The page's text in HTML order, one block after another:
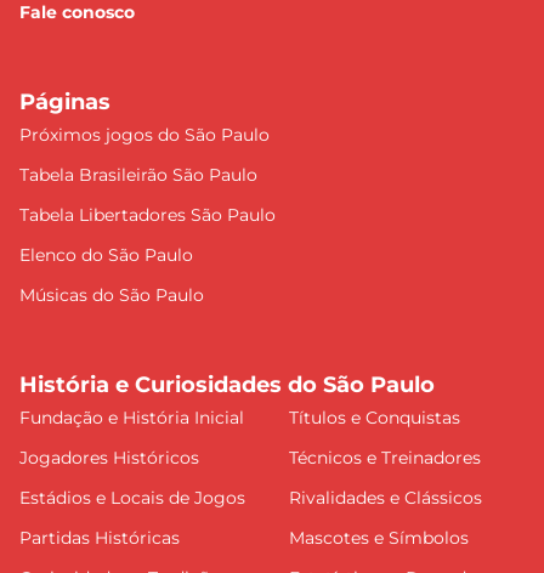
Fale conosco
Páginas
Próximos jogos do São Paulo
Tabela Brasileirão São Paulo
Tabela Libertadores São Paulo
Elenco do São Paulo
Músicas do São Paulo
História e Curiosidades do São Paulo
Fundação e História Inicial
Títulos e Conquistas
Jogadores Históricos
Técnicos e Treinadores
Estádios e Locais de Jogos
Rivalidades e Clássicos
Partidas Históricas
Mascotes e Símbolos